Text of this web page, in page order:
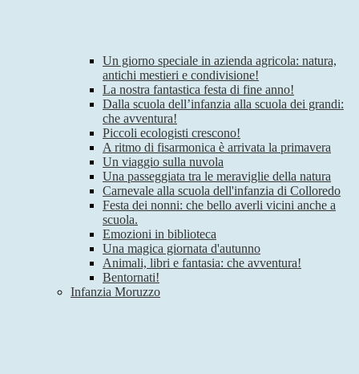
Un giorno speciale in azienda agricola: natura,
antichi mestieri e condivisione!
La nostra fantastica festa di fine anno!
Dalla scuola dell’infanzia alla scuola dei grandi:
che avventura!
Piccoli ecologisti crescono!
A ritmo di fisarmonica è arrivata la primavera
Un viaggio sulla nuvola
Una passeggiata tra le meraviglie della natura
Carnevale alla scuola dell'infanzia di Colloredo
Festa dei nonni: che bello averli vicini anche a
scuola.
Emozioni in biblioteca
Una magica giornata d'autunno
Animali, libri e fantasia: che avventura!
Bentornati!
Infanzia Moruzzo